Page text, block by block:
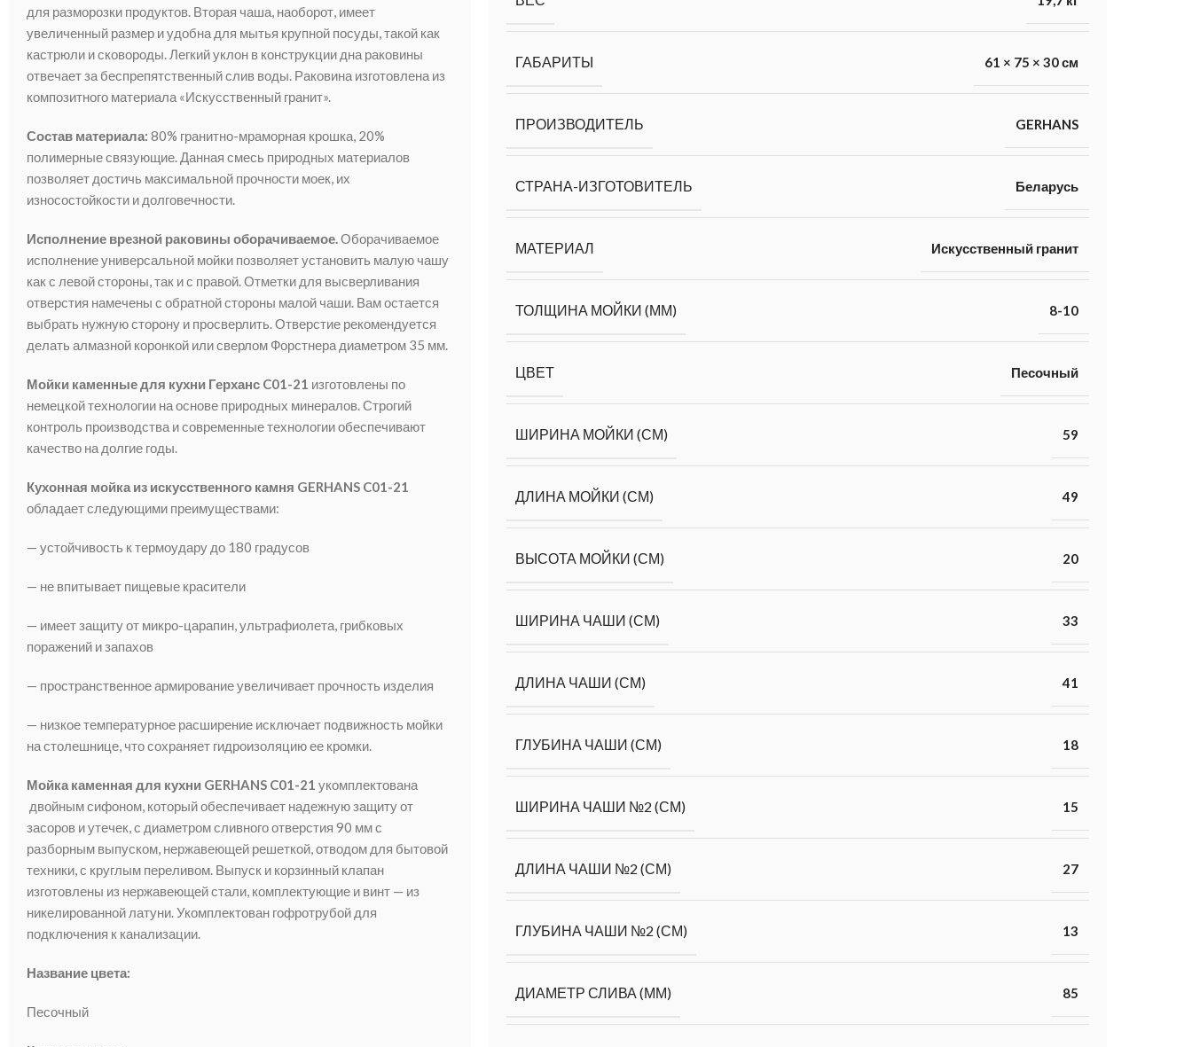
для разморозки продуктов. Вторая чаша, наоборот, имеет
увеличенный размер и удобна для мытья крупной посуды, такой как
кастрюли и сковороды. Легкий уклон в конструкции дна раковины
отвечает за беспрепятственный слив воды. Раковина изготовлена из
композитного материала «Искусственный гранит».
Состав материала: 80% гранитно-мраморная крошка, 20%
полимерные связующие. Данная смесь природных материалов
позволяет достичь максимальной прочности моек, их
износостойкости и долговечности.
Исполнение врезной раковины оборачиваемое. Оборачиваемое
исполнение универсальной мойки позволяет установить малую чашу
как с левой стороны, так и с правой. Отметки для высверливания
отверстия намечены с обратной стороны малой чаши. Вам остается
выбрать нужную сторону и просверлить. Отверстие рекомендуется
делать алмазной коронкой или сверлом Форстнера диаметром 35 мм.
Мойки каменные для кухни Герханс C01-21 изготовлены по
немецкой технологии на основе природных минералов. Строгий
контроль производства и современные технологии обеспечивают
качество на долгие годы.
Кухонная мойка из искусственного камня GERHANS C01-21
обладает следующими преимуществами:
— устойчивость к термоудару до 180 градусов
— не впитывает пищевые красители
— имеет защиту от микро-царапин, ультрафиолета, грибковых
поражений и запахов
— пространственное армирование увеличивает прочность изделия
— низкое температурное расширение исключает подвижность мойки
на столешнице, что сохраняет гидроизоляцию ее кромки.
Мойка каменная для кухни GERHANS C01-21 укомплектована
двойным сифоном, который обеспечивает надежную защиту от
засоров и утечек, с диаметром сливного отверстия 90 мм с
разборным выпуском, нержавеющей решеткой, отводом для бытовой
техники, с круглым переливом. Выпуск и корзинный клапан
изготовлены из нержавеющей стали, комплектующие и винт — из
никелированной латуни. Укомплектован гофротрубой для
подключения к канализации.
Название цвета:
Песочный
ГАБАРИТЫ 61 × 75 × 30 см
ПРОИЗВОДИТЕЛЬ GERHANS
СТРАНА-ИЗГОТОВИТЕЛЬ Беларусь
МАТЕРИАЛ Искусственный гранит
ТОЛЩИНА МОЙКИ (ММ) 8-10
ЦВЕТ Песочный
ШИРИНА МОЙКИ (СМ) 59
ДЛИНА МОЙКИ (СМ) 49
ВЫСОТА МОЙКИ (СМ) 20
ШИРИНА ЧАШИ (СМ) 33
ДЛИНА ЧАШИ (СМ) 41
ГЛУБИНА ЧАШИ (СМ) 18
ШИРИНА ЧАШИ №2 (СМ) 15
ДЛИНА ЧАШИ №2 (СМ) 27
ГЛУБИНА ЧАШИ №2 (СМ) 13
ДИАМЕТР СЛИВА (ММ) 85